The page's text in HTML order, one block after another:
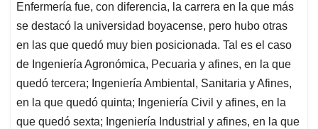
Enfermería fue, con diferencia, la carrera en la que más
se destacó la universidad boyacense, pero hubo otras
en las que quedó muy bien posicionada. Tal es el caso
de Ingeniería Agronómica, Pecuaria y afines, en la que
quedó tercera; Ingeniería Ambiental, Sanitaria y Afines,
en la que quedó quinta; Ingeniería Civil y afines, en la
que quedó sexta; Ingeniería Industrial y afines, en la que